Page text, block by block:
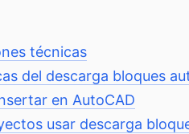
técnicas
del descarga bloques
en AutoCAD
usar descarga